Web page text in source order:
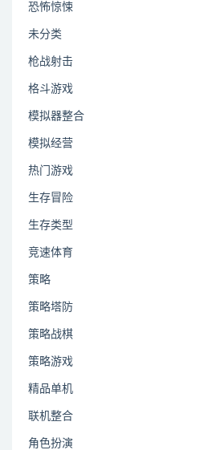
恐怖惊悚
未分类
枪战射击
格斗游戏
模拟器整合
模拟经营
热门游戏
生存冒险
生存类型
竞速体育
策略
策略塔防
策略战棋
策略游戏
精品单机
联机整合
角色扮演